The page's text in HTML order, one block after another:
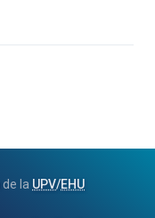
de la UPV/EHU